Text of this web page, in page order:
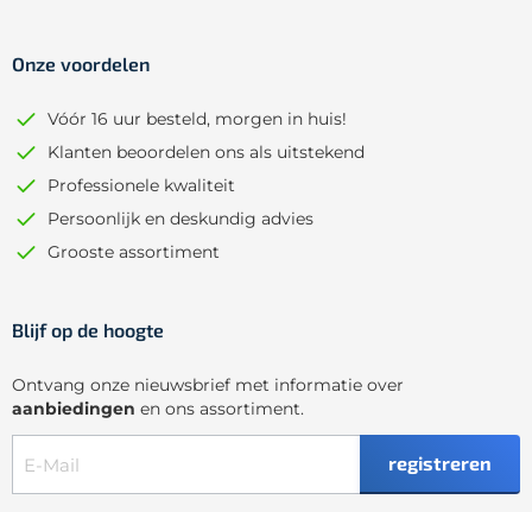
Onze voordelen
Vóór 16 uur besteld, morgen in huis!
Klanten beoordelen ons als uitstekend
Professionele kwaliteit
Persoonlijk en deskundig advies
Grooste assortiment
Blijf op de hoogte
Ontvang onze nieuwsbrief met informatie over
aanbiedingen en ons assortiment.
registreren